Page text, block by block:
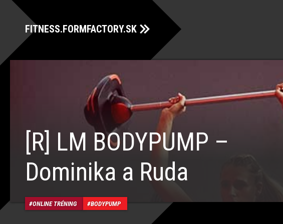
FITNESS.FORMFACTORY.SK
[R] LM BODYPUMP –
Dominika a Ruda
ONLINE TRÉNING BODYPUMP